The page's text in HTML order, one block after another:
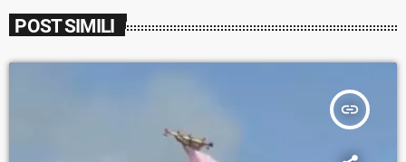
POST SIMILI
insert_link